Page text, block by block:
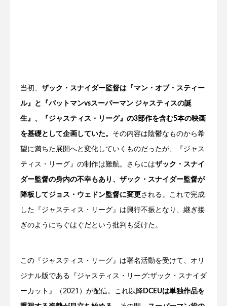
当初、 ザック・スナイダー監督は『マン・オブ・スティー
ル』と『バットマンvsスーパーマン ジャスティスの誕
生』、『ジャスティス・リーグ』の3部作を含む5本の映画
を基礎として企画していた。 その内容は陰鬱なものから希
望に満ちた展開へと変化していくものだったが、『ジャス
ティス・リーグ』の制作は難航。さらにはザック・スナイ
ダー監督の身内の不幸もあり、ザック・スナイダー監督が
降板してジョス・ウェドン監督に変更 される。これで完成
した『ジャスティス・リーグ』は興行不振となり、継ぎ接
ぎのようにちぐはぐだという批判も受けた。
この『ジャスティス・リーグ』は署名活動を受けて、オリ
ジナル版である『ジャスティス・リーグ:ザック・スナイダ
ーカット』（2021）が配信。これ以降 DCEUは単独作品を